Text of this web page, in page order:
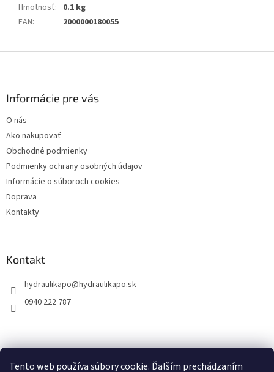
Tento web používa súbory cookie. Ďalším prechádzaním
Hmotnosť: 0.1 kg
EAN: 2000000180055
Informácie pre vás
O nás
Ako nakupovať
Obchodné podmienky
Podmienky ochrany osobných údajov
Informácie o súboroch cookies
Doprava
Kontakty
Kontakt
hydraulikapo@hydraulikapo.sk
0940 222 787